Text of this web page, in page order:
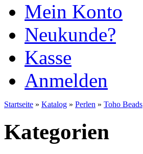
Mein Konto
Neukunde?
Kasse
Anmelden
Startseite » Katalog » Perlen » Toho Beads
Kategorien